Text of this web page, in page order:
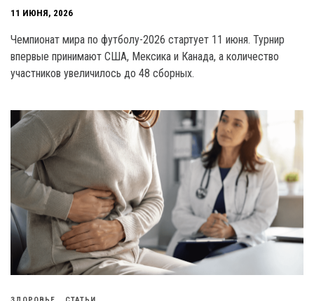
11 ИЮНЯ, 2026
Чемпионат мира по футболу-2026 стартует 11 июня. Турнир
впервые принимают США, Мексика и Канада, а количество
участников увеличилось до 48 сборных.